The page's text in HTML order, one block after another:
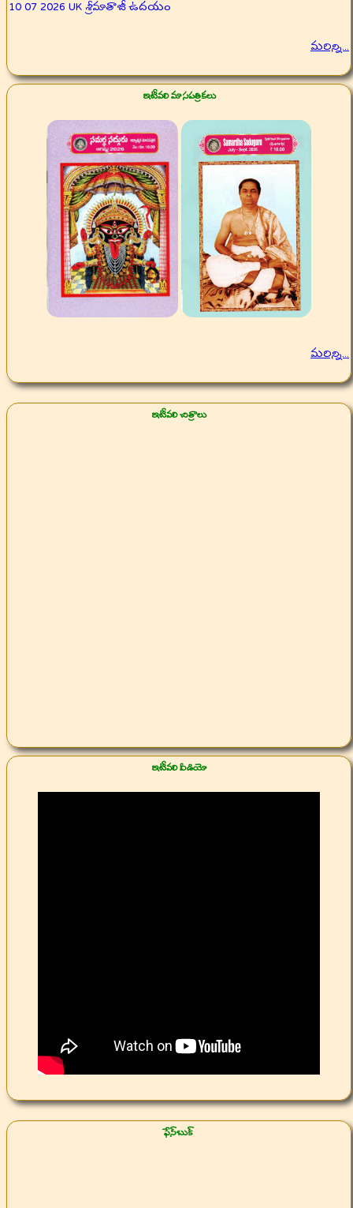
10 07 2026 UK శ్రీమాతాజీ ఉదయం
మరిన్ని...
ఇటీవలి మాసపత్రికలు
మరిన్ని...
ఇటీవలి చిత్రాలు
ఇటీవలి వీడియో
ఫేస్‌బుక్